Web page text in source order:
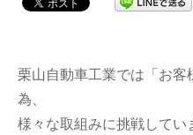
栗山自動車工業では「お客
為、
様々な取組みに挑戦してい